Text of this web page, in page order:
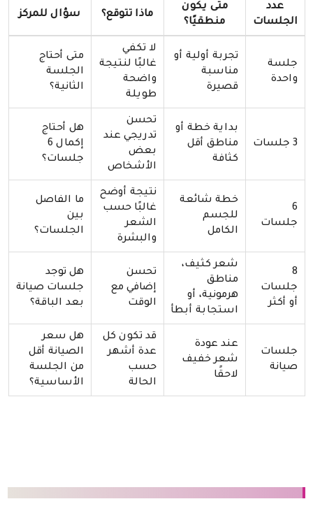
عدد
الجلسات
متى يكون
منطقيًا؟
ماذا تتوقع؟ سؤال للمركز
جلسة
واحدة
تجربة أولية أو
مناسبة
قصيرة
لا تكفي
غالبًا لنتيجة
واضحة
طويلة
متى أحتاج
الجلسة
الثانية؟
3 جلسات
بداية خطة أو
مناطق أقل
كثافة
تحسن
تدريجي عند
بعض
الأشخاص
هل أحتاج
إكمال 6
جلسات؟
6
جلسات
خطة شائعة
للجسم
الكامل
نتيجة أوضح
غالبًا حسب
الشعر
والبشرة
ما الفاصل
بين
الجلسات؟
8
جلسات
أو أكثر
شعر كثيف،
مناطق
هرمونية، أو
استجابة أبطأ
تحسن
إضافي مع
الوقت
هل توجد
جلسات صيانة
بعد الباقة؟
جلسات
صيانة
عند عودة
شعر خفيف
لاحقًا
قد تكون كل
عدة أشهر
حسب
الحالة
هل سعر
الصيانة أقل
من الجلسة
الأساسية؟